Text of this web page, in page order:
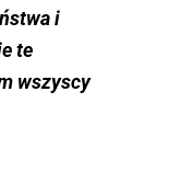
i
te
wszyscy